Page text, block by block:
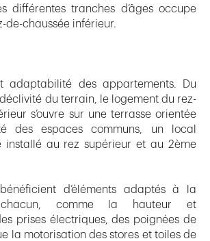
différentes tranches d’âges occupe
de-chaussée inférieur.
adaptabilité des appartements. Du
du terrain, le logement du rez-
s’ouvre sur une terrasse orientée
des espaces communs, un local
installé au rez supérieur et au 2ème
bénéficient d’éléments adaptés à la
comme la hauteur et
prises électriques, des poignées de
la motorisation des stores et toiles de